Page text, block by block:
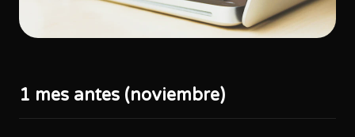
1 mes antes (noviembre)